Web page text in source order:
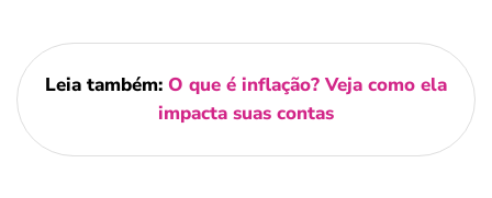
Leia também: O que é inflação? Veja como ela
impacta suas contas